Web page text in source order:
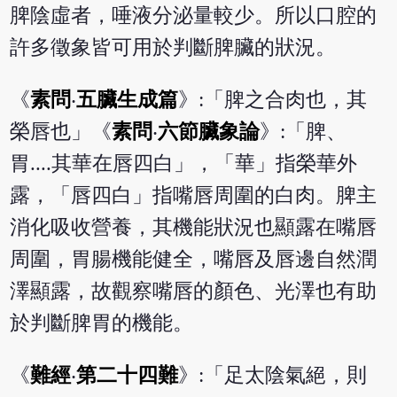
脾陰虛者，唾液分泌量較少。所以口腔的
許多徵象皆可用於判斷脾臟的狀況。
《素問‧五臟生成篇》:「脾之合肉也，其
榮唇也」《素問‧六節臟象論》:「脾、
胃....其華在唇四白」，「華」指榮華外
露，「唇四白」指嘴唇周圍的白肉。脾主
消化吸收營養，其機能狀況也顯露在嘴唇
周圍，胃腸機能健全，嘴唇及唇邊自然潤
澤顯露，故觀察嘴唇的顏色、光澤也有助
於判斷脾胃的機能。
《難經‧第二十四難》:「足太陰氣絕，則